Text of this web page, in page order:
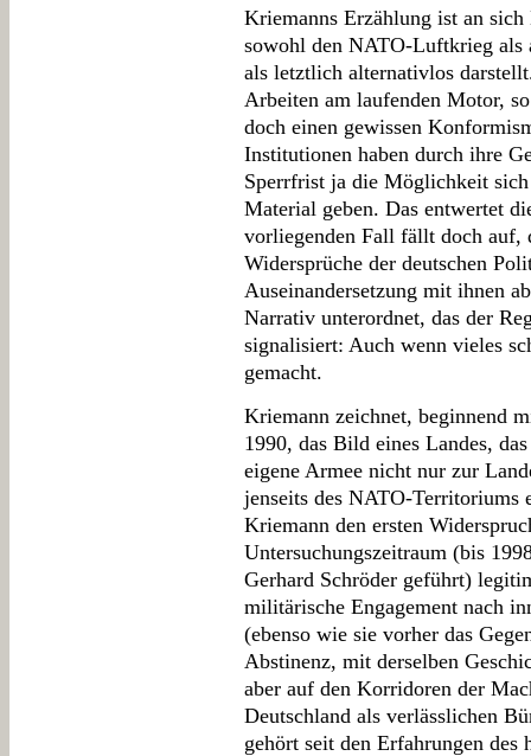
Kriemanns Erzählung ist an
sowohl den NATO-Luftkrieg als
als letztlich alternativlos
Arbeiten am laufenden Motor,
doch einen gewissen
Institutionen haben durch ihre
Sperrfrist ja die Möglichkeit sich
Material geben. Das entwertet
vorliegenden Fall fällt doch auf,
Widersprüche der deutschen
Auseinandersetzung mit ihnen
Narrativ unterordnet, das der
signalisiert: Auch wenn vieles
gemacht.
Kriemann zeichnet, beginnend
1990, das Bild eines Landes,
eigene Armee nicht nur zur
jenseits des NATO-Territoriums
Kriemann den ersten
Untersuchungszeitraum (bis
Gerhard Schröder geführt)
militärische Engagement nach
(ebenso wie sie vorher das
Abstinenz, mit derselben
aber auf den Korridoren der
Deutschland als verlässlichen
gehört seit den Erfahrungen des